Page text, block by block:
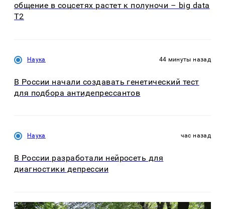
общение в соцсетях растет к полуночи – big data
T2
Наука 44 минуты назад
В России начали создавать генетический тест
для подбора антидепрессантов
Наука час назад
В России разработали нейросеть для
диагностики депрессии